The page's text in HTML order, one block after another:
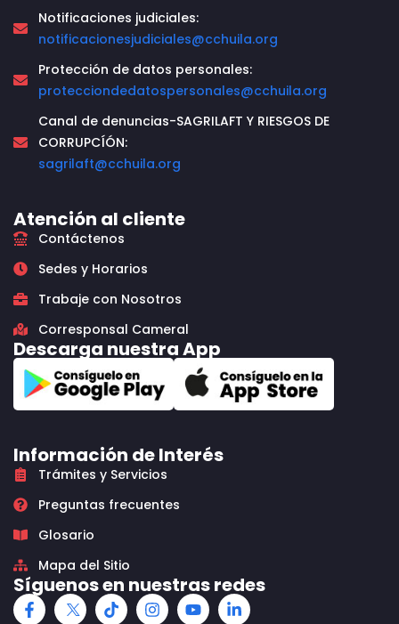
Notificaciones judiciales:
notificacionesjudiciales@cchuila.org
Protección de datos personales:
protecciondedatospersonales@cchuila.org
Canal de denuncias-SAGRILAFT Y RIESGOS DE
CORRUPCÍÓN:
sagrilaft@cchuila.org
Atención al cliente
Contáctenos
Sedes y Horarios
Trabaje con Nosotros
Corresponsal Cameral
Descarga nuestra App
Información de Interés
Trámites y Servicios
Preguntas frecuentes
Glosario
Mapa del Sitio
Síguenos en nuestras redes